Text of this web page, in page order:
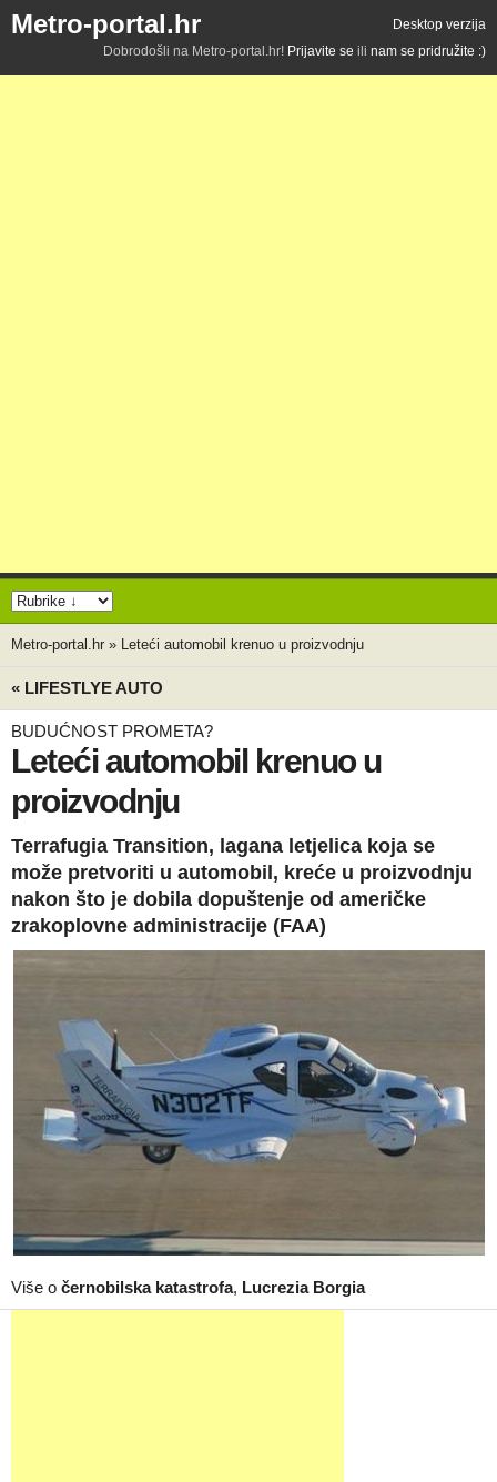
Metro-portal.hr
Desktop verzija
Dobrodošli na Metro-portal.hr! Prijavite se ili nam se pridružite :)
Metro-portal.hr » Leteći automobil krenuo u proizvodnju
« LIFESTLYE AUTO
BUDUĆNOST PROMETA?
Leteći automobil krenuo u
proizvodnju
Terrafugia Transition, lagana letjelica koja se
može pretvoriti u automobil, kreće u proizvodnju
nakon što je dobila dopuštenje od američke
zrakoplovne administracije (FAA)
Više o černobilska katastrofa, Lucrezia Borgia